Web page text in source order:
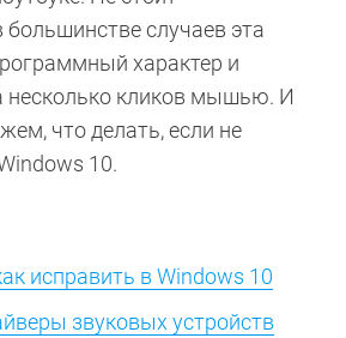
большинстве случаев эта
характер и
несколько кликов мышью. И
что делать, если не
10.
исправить в Windows 10
звуковых устройств